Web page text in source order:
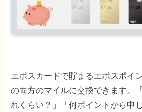
エポスカードで貯まるエポスポイ
の両方のマイルに交換できます。
れくらい？」「何ポイントから申